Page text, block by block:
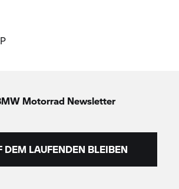
Motorrad Newsletter
DEM LAUFENDEN BLEIBEN